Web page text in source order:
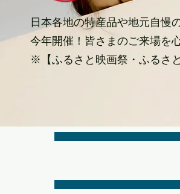
日本各地の特産品や地元自慢
今年開催！皆さまのご来場を
※【ふるさと映画祭・ふるさ